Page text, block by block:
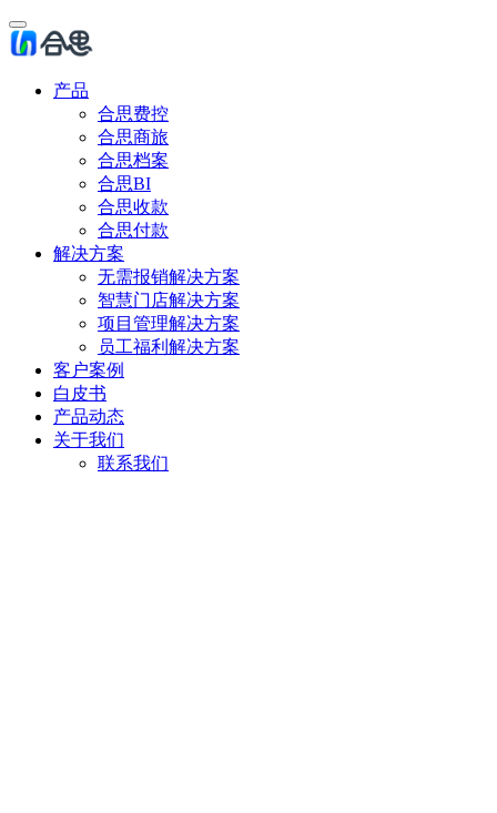
产品
合思费控
合思商旅
合思档案
合思BI
合思收款
合思付款
解决方案
无需报销解决方案
智慧门店解决方案
项目管理解决方案
员工福利解决方案
客户案例
白皮书
产品动态
关于我们
联系我们